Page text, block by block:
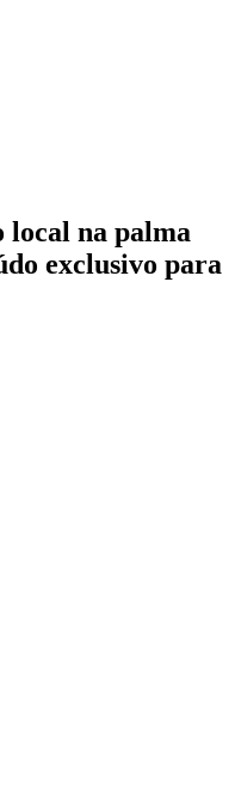
na palma
exclusivo para